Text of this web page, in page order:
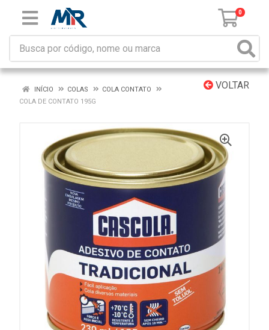
0
VOLTAR
INÍCIO COLAS
COLA CONTATO
COLA DE CONTATO 195G